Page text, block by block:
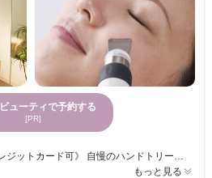
ューティで予約する
[PR]
もっと見る